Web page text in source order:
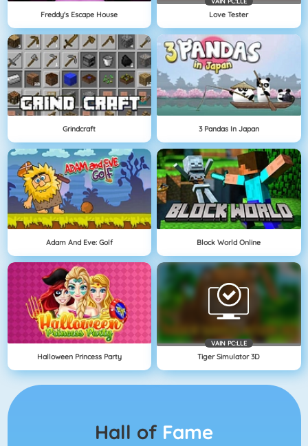
Freddy's Escape House Love Tester
Grindcraft 3 Pandas In Japan
Adam And Eve: Golf Block World Online
Halloween Princess Party
VAIN PC:LLE
Tiger Simulator 3D
Hall of Fame